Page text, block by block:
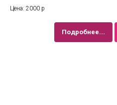
Цена: 2000 р
Подробнее...